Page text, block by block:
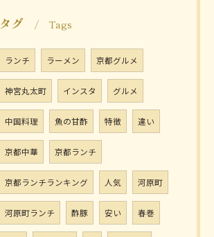
タグ Tags
ランチ ラーメン 京都グルメ
神宮丸太町 インスタ グルメ
中国料理 魚の甘酢 特徴 違い
京都中華 京都ランチ
京都ランチランキング 人気 河原町
河原町ランチ 酢豚 安い 春巻